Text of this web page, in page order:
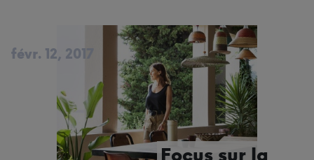
Focus sur la
févr. 12, 2017